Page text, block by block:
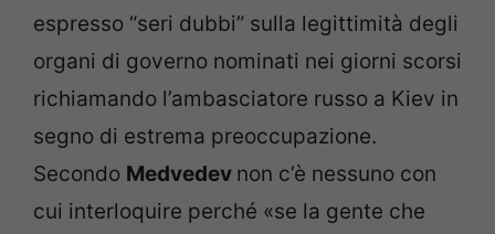
espresso “seri dubbi” sulla legittimità degli
organi di governo nominati nei giorni scorsi
richiamando l’ambasciatore russo a Kiev in
segno di estrema preoccupazione.
Secondo Medvedev non c’è nessuno con
cui interloquire perché «se la gente che